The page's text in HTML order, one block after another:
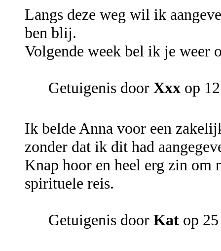
Langs deze weg wil ik
ben blij.
Volgende week bel ik je weer
Getuigenis door Xxx op
Ik belde Anna voor een
zonder dat ik dit had
Knap hoor en heel erg zin om
spirituele reis.
Getuigenis door Kat op